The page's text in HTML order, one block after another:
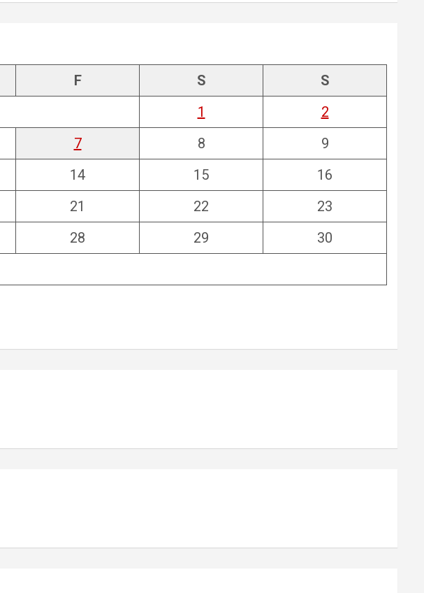
F S
S
1
2
7 8
9
14 15
16
21 22
23
28 29
30